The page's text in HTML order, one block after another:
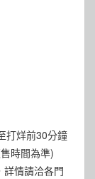
打烊前30分鐘
時間為準)
詳情請洽各門